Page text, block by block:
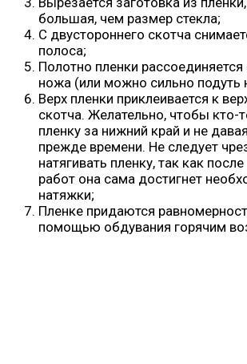
большая, чем размер стекла;
С двустороннего скотча
полоса;
Полотно пленки
ножа (или можно сильно подуть
Верх пленки приклеивается к
скотча. Желательно, чтобы кто-
пленку за нижний край и не
прежде времени. Не следует
натягивать пленку, так как
работ она сама достигнет
натяжки;
Пленке придаются
помощью обдувания горячим